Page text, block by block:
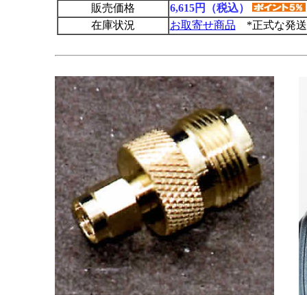
販売価格
6,615円（税込）
在庫状況
お取寄せ商品 *正式な発送